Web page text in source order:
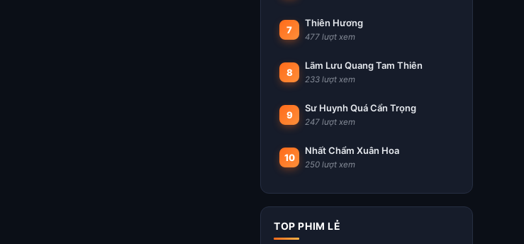
7
Thiên Hương
477 lượt xem
8
Lãm Lưu Quang Tam Thiên
233 lượt xem
9
Sư Huynh Quá Cẩn Trọng
247 lượt xem
10
Nhất Chẩm Xuân Hoa
250 lượt xem
TOP PHIM LẺ